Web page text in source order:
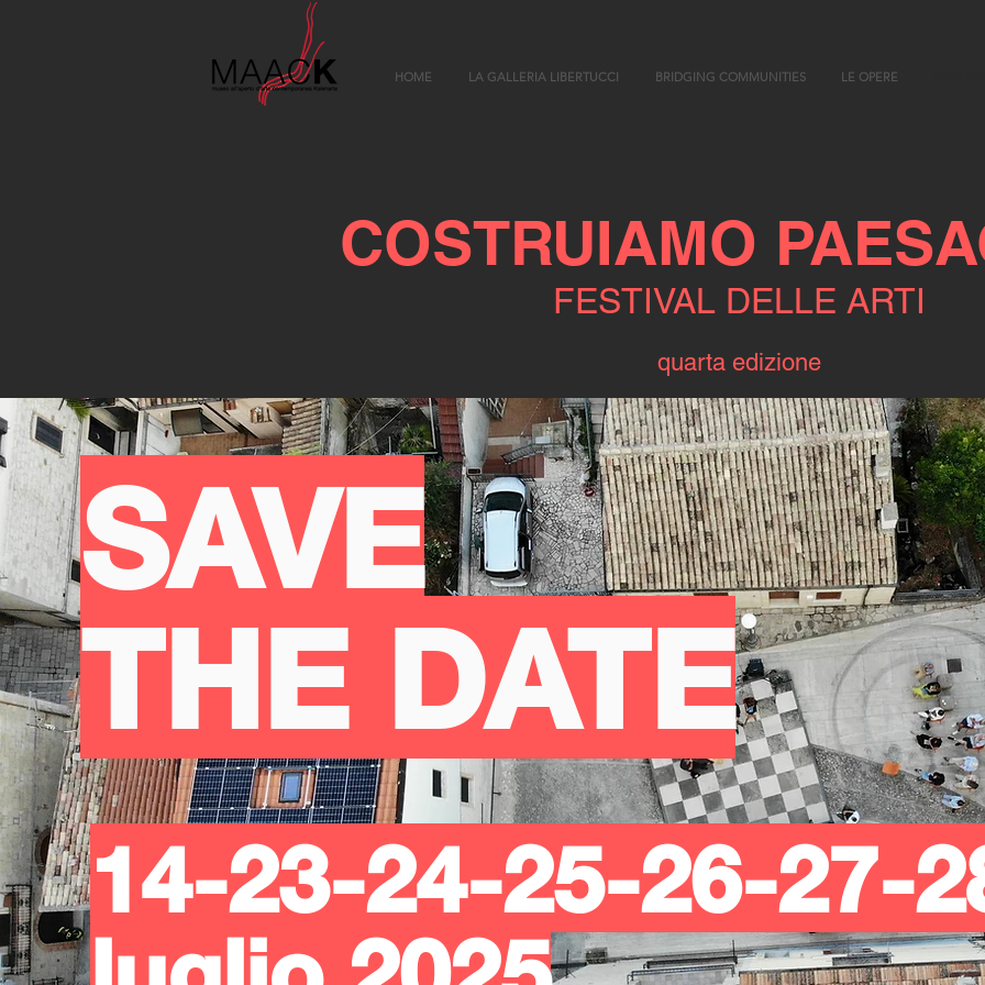
HOME LA GALLERIA LIBERTUCCI BRIDGING COMMUNITIES LE OPERE
COSTRUIAMO
FESTIVAL DELLE ARTI
quarta edizione
SAVE
THE DATE
14-23-24-25-26-27-